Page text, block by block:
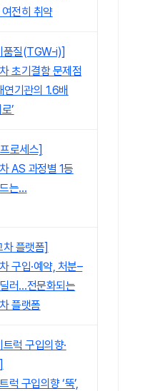
전히 취약
품질(TGW-i)]
초기결함 문제점
연기관의 1.6배
’
로세스]
AS 과정별 1등
는…
차 플랫폼]
구입·예약, 처분–
러…전문화되는
플랫폼
트럭 구입의향·
럭 구입의향 ‘뚝’,